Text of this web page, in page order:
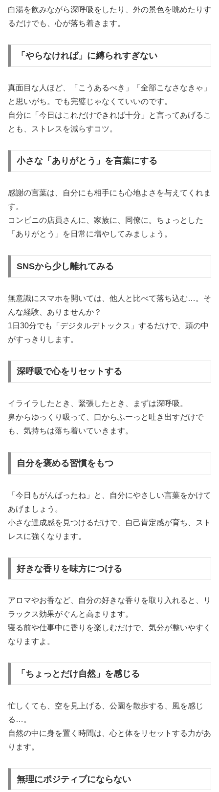
白湯を飲みながら深呼吸をしたり、外の景色を眺めたりす
るだけでも、心が落ち着きます。
「やらなければ」に縛られすぎない
真面目な人ほど、「こうあるべき」「全部こなさなきゃ」
と思いがち。でも完璧じゃなくていいのです。
自分に「今日はこれだけできれば十分」と言ってあげるこ
とも、ストレスを減らすコツ。
小さな「ありがとう」を言葉にする
感謝の言葉は、自分にも相手にも心地よさを与えてくれま
す。
コンビニの店員さんに、家族に、同僚に。ちょっとした
「ありがとう」を日常に増やしてみましょう。
SNSから少し離れてみる
無意識にスマホを開いては、他人と比べて落ち込む…。そ
んな経験、ありませんか？
1日30分でも「デジタルデトックス」するだけで、頭の中
がすっきりします。
深呼吸で心をリセットする
イライラしたとき、緊張したとき、まずは深呼吸。
鼻からゆっくり吸って、口からふーっと吐き出すだけで
も、気持ちは落ち着いていきます。
自分を褒める習慣をもつ
「今日もがんばったね」と、自分にやさしい言葉をかけて
あげましょう。
小さな達成感を見つけるだけで、自己肯定感が育ち、スト
レスに強くなります。
好きな香りを味方につける
アロマやお香など、自分の好きな香りを取り入れると、リ
ラックス効果がぐんと高まります。
寝る前や仕事中に香りを楽しむだけで、気分が整いやすく
なりますよ。
「ちょっとだけ自然」を感じる
忙しくても、空を見上げる、公園を散歩する、風を感じ
る…。
自然の中に身を置く時間は、心と体をリセットする力があ
ります。
無理にポジティブにならない